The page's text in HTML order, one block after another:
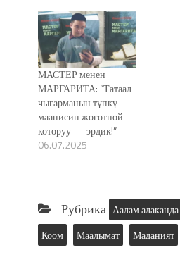
МАСТЕР менен
МАРГАРИТА: “Татаал
чыгарманын түпкү
маанисин жоготпой
которуу — эрдик!”
06.07.2025
Рубрика Аалам алаканда
Коом
Маалымат Маданият